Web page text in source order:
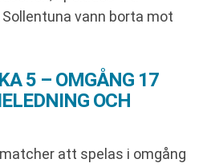
vann borta mot
5 – OMGÅNG 17
OCH
att spelas i omgång